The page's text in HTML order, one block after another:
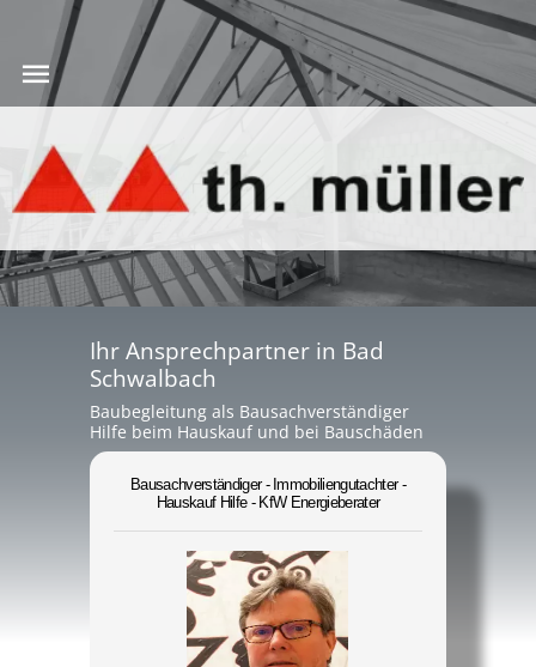
Ihr Ansprechpartner in Bad
Schwalbach
Baubegleitung als Bausachverständiger
Hilfe beim Hauskauf und bei Bauschäden
Bausachverständiger - Immobiliengutachter -
Hauskauf Hilfe - KfW Energieberater